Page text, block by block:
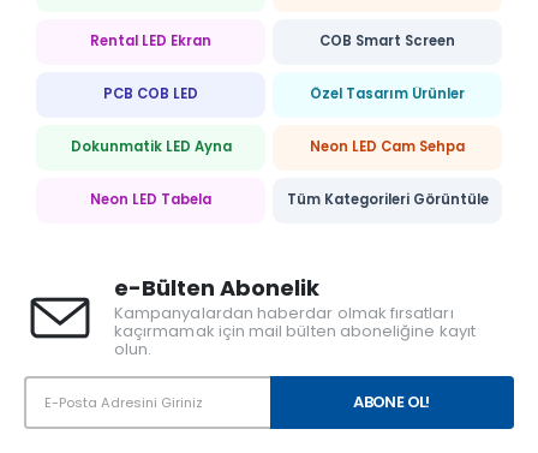
Rental LED Ekran COB Smart Screen
PCB COB LED Özel Tasarım Ürünler
Dokunmatik LED Ayna Neon LED Cam Sehpa
Neon LED Tabela Tüm Kategorileri Görüntüle
e-Bülten Abonelik
Kampanyalardan haberdar olmak fırsatları
kaçırmamak için mail bülten aboneliğine kayıt
olun.